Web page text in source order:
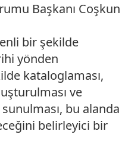
Başkanı Coşkun
bir şekilde
yönden
kataloglaması,
ve
bu alanda
belirleyici bir